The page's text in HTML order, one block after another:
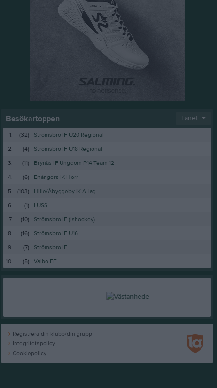
Besökartoppen Länet
1. (32)
Strömsbro IF U20 Regional
2.
(4)
Strömsbro IF U18 Regional
3.
(11)
Brynäs IF Ungdom P14 Team 12
4.
(6)
Enångers IK Herr
5.
(103)
Hille/Åbyggeby IK A-lag
6.
(1)
LUSS
7.
(10)
Strömsbro IF (Ishockey)
8.
(16)
Strömsbro IF U16
9.
(7)
Strömsbro IF
10.
(5) Valbo FF
Registrera din klubb/din grupp
Integritetspolicy
Cookiepolicy